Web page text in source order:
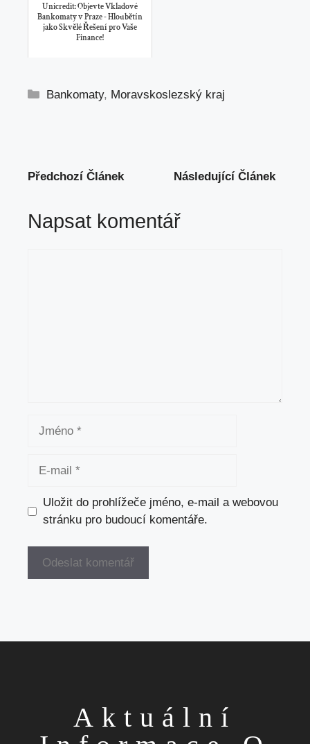
Unicredit: Objevte Vkladové
Bankomaty v Praze - Hloubětín
jako Skvělé Řešení pro Vaše
Finance!
Rubriky
Bankomaty, Moravskoslezský kraj
Předchozí Článek Následující Článek
Napsat komentář
Jméno
Uložit do prohlížeče jméno, e-mail a webovou
stránku pro budoucí komentáře.
Aktuální